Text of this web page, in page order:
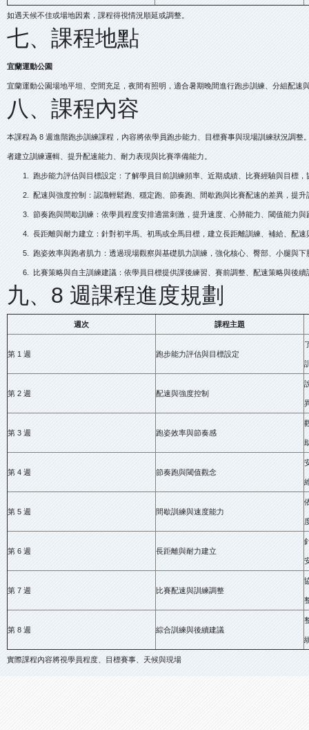
如遇天候不佳或場地因素，課程得視情況順延或調整。
七、課程地點
宜蘭運動公園
宜蘭運動公園場地平坦、空間充足，夜間有照明，適合暑期晚間進行跑步訓練、分組配速
八、課程內容
本課程為 8 週進階跑步訓練課程，內容將依學員跑步能力、目標賽事與現場訓練狀況調整
者建立訓練邏輯、提升配速能力、耐力表現與比賽準備能力。
1. 跑步能力評估與目標設定：了解學員目前訓練頻率、近期成績、比賽經驗與目標，
2. 配速與強度控制：認識輕鬆跑、穩定跑、節奏跑、間歇跑與比賽配速的差異，提升
3. 節奏跑與間歇訓練：依學員程度安排適當刺激，提升速度、心肺能力、閾值能力與
4. 長距離與耐力建立：針對初半馬、初馬或全馬目標，建立長距離訓練、補給、配速
5. 跑姿效率與跑者肌力：透過現場觀察與基礎肌力訓練，強化核心、臀部、小腿與下
6. 比賽策略與自主訓練建議：依學員目標提供課後練習、賽前調整、配速策略與後續
九、8 週課程進度規劃
週次 課程主題
第 1 週 跑步能力評估與目標設定
第 2 週 配速與強度控制
第 3 週 跑姿效率與節奏感
第 4 週 節奏跑與閾值觀念
第 5 週 間歇訓練與速度能力
第 6 週 長距離與耐力建立
第 7 週 比賽配速與訓練調整
第 8 週 綜合訓練與後續建議
實際課程內容將視學員程度、目標賽事、天候與現場